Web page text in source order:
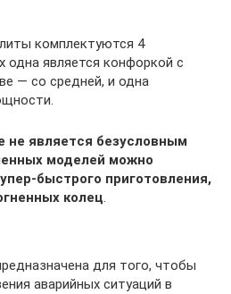
комплектуются 4
одна является конфоркой с
— со средней, и одна
не является безусловным
моделей можно
быстрого приготовления,
колец.
для того, чтобы
авaрийных ситуаций в